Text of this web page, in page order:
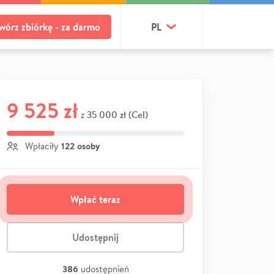
zbiórkę - za darmo PL
9 525 zł z 35 000 zł (Cel)
Wpłaciły 122 osoby
Wpłać teraz
Udostępnij
386 udostępnień